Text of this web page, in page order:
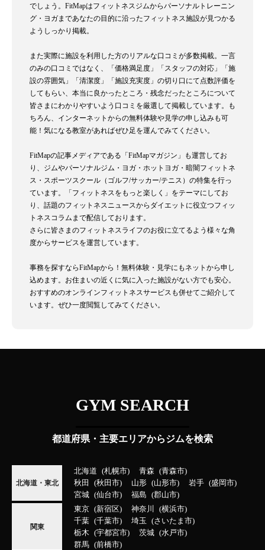
でしょう。FitMapはフィットネスジムからパーソナルトレーニン
グ・ヨガまであなたの目的に沿ったフィットネス施設が見つかる
ようしっかり掲載。
また実際に施設を利用した方のリアルな口コミが多数掲載。一言
のみの口コミではなく、「価格満足度」「スタッフの対応」「施
設の雰囲気」「清潔度」「施設充実度」の切り口にて点数評価を
してもらい、本当に良かったところ・残念だったところについて
皆さまにわかりやすいよう口コミを厳選して掲載しています。も
ちろん、インターネットからの無料体験や見学の申し込みも可
能！気になる教室があればぜひ足を運んでみてください。
FitMapの記事メディアである「FitMapマガジン」も運営してお
り、ジムやパーソナルジム・ヨガ・ホットヨガ・暗闇フィットネ
ス・スポーツスクール（ゴルフ/サッカー/テニス）の特集を行っ
ています。「フィットネスをもっと楽しく」をテーマにしてお
り、話題のフィットネスニュースからダイエットに役立つフィッ
トネスコラムまで配信しております。
さらに皆さまのフィットネスライフのお役に立てるよう様々な角
度からサービスを運営しています。
事務を探すならFitMapから！無料体験・見学にもネットから申し
込めます。お住まいの近くに気に入った施設がない方でも安心。
おすすめのオンラインフィットネスサービスも併せてご紹介して
います。ぜひ一度閲覧してみてください。
GYM SEARCH
都道府県・主要エリアからジムを検索
北海道・東北
北海道 札幌市 青森
青森市
秋田
秋田市 山形 山形市 岩手
盛岡市
宮城
仙台市 福島 郡山市
関東
東京 新宿区 神奈川
横浜市
千葉
千葉市 埼玉
さいたま市
栃木
宇都宮市 茨城
水戸市
群馬
前橋市